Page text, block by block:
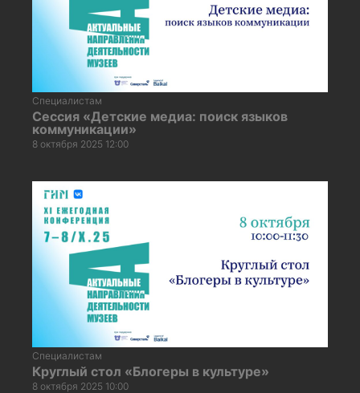
Специалистам
Сессия «Детские медиа: поиск языков
коммуникации»
8 октября 2025 12:00
Специалистам
Круглый стол «Блогеры в культуре»
8 октября 2025 10:00